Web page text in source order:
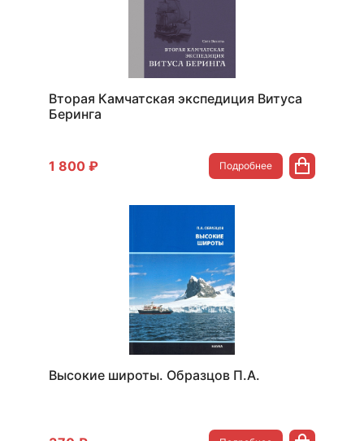
Вторая Камчатская экспедиция Витуса
Беринга
1 800 ₽ Подробнее
Высокие широты. Образцов П.А.